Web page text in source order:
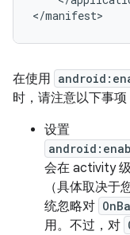
在使用
时，请注意以下事项
设置
会在 activity
（具体取决
统忽略对
用。不过，对